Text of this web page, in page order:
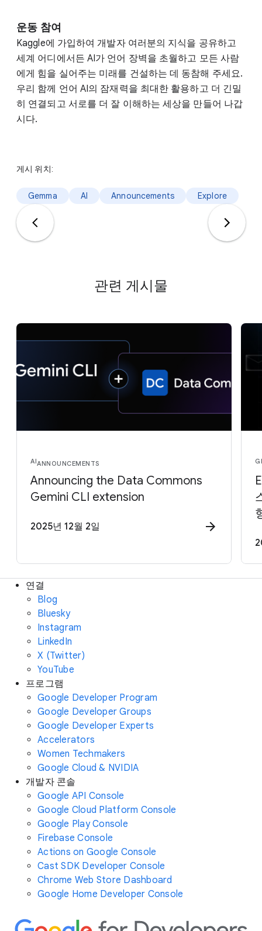
운동 참여
Kaggle에 가입하여 개발자 여러분의 지식을 공유하고
세계 어디에서든 AI가 언어 장벽을 초월하고 모든 사람
에게 힘을 실어주는 미래를 건설하는 데 동참해 주세요.
우리 함께 언어 AI의 잠재력을 최대한 활용하고 더 긴밀
히 연결되고 서로를 더 잘 이해하는 세상을 만들어 나갑
시다.
게시 위치:
Gemma AI Announcements Explore
관련 게시물
AIANNOUNCEMENTS
Announcing the Data Commons
Gemini CLI extension
2025년 12월 2일
연결
Blog
Bluesky
Instagram
LinkedIn
X (Twitter)
YouTube
프로그램
Google Developer Program
Google Developer Groups
Google Developer Experts
Accelerators
Women Techmakers
Google Cloud & NVIDIA
개발자 콘솔
Google API Console
Google Cloud Platform Console
Google Play Console
Firebase Console
Actions on Google Console
Cast SDK Developer Console
Chrome Web Store Dashboard
Google Home Developer Console